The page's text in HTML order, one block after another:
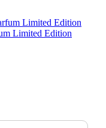
Limited Edition